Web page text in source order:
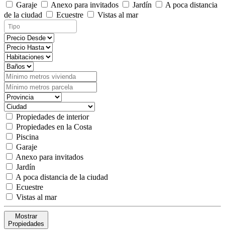
Garaje
Anexo para invitados Jardín
A poca distancia
de la ciudad
Ecuestre Vistas al mar
Propiedades de interior
Propiedades en la Costa
Piscina
Garaje
Anexo para invitados
Jardín
A poca distancia de la ciudad
Ecuestre
Vistas al mar
Mostrar
Propiedades